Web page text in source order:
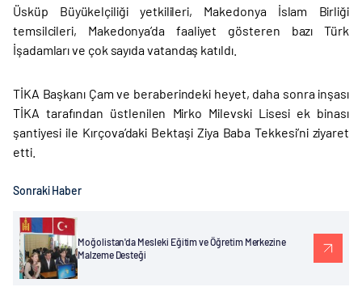
Üsküp Büyükelçiliği yetkilileri, Makedonya İslam Birliği
temsilcileri, Makedonya’da faaliyet gösteren bazı Türk
İşadamları ve çok sayıda vatandaş katıldı.
TİKA Başkanı Çam ve beraberindeki heyet, daha sonra inşası
TİKA tarafından üstlenilen Mirko Milevski Lisesi ek binası
şantiyesi ile Kırçova’daki Bektaşi Ziya Baba Tekkesi’ni ziyaret
etti.
Sonraki Haber
Moğolistan'da Mesleki Eğitim ve Öğretim Merkezine
Malzeme Desteği